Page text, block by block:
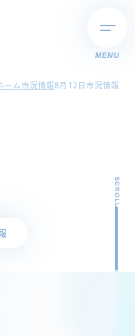
MENU
ーム市況情報8月12日市況情報
SCROLL